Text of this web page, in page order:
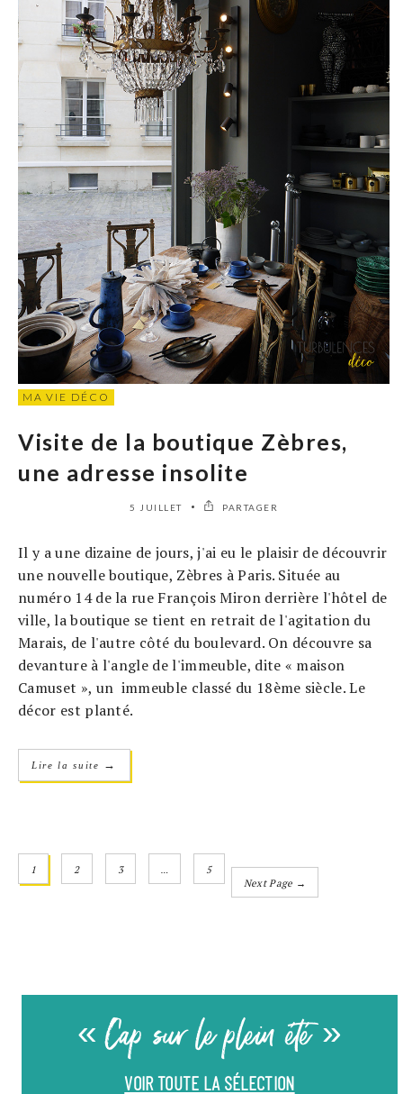
MA VIE DÉCO
Visite de la boutique Zèbres,
une adresse insolite
5 JUILLET PARTAGER
Il y a une dizaine de jours, j'ai eu le plaisir de découvrir
une nouvelle boutique, Zèbres à Paris. Située au
numéro 14 de la rue François Miron derrière l'hôtel de
ville, la boutique se tient en retrait de l'agitation du
Marais, de l'autre côté du boulevard. On découvre sa
devanture à l'angle de l'immeuble, dite « maison
Camuset », un immeuble classé du 18ème siècle. Le
décor est planté.
Lire la suite →
1 2 3
5
Next Page →
« Cap sur le plein été »
VOIR TOUTE LA SÉLECTION